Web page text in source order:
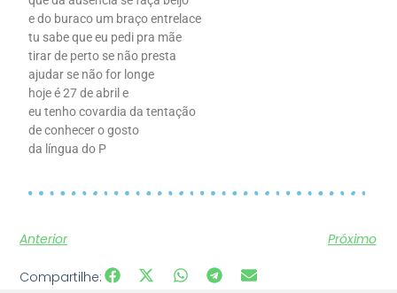
e do buraco um braço entrelace
tu sabe que eu pedi pra mãe
tirar de perto se não presta
ajudar se não for longe
hoje é 27 de abril e
eu tenho covardia da tentação
de conhecer o gosto
da língua do P
Anterior Próximo
Compartilhe: